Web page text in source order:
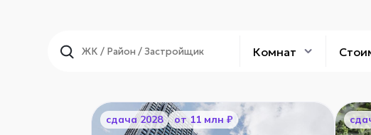
Комнат
cдача 2028 от 11 млн ₽